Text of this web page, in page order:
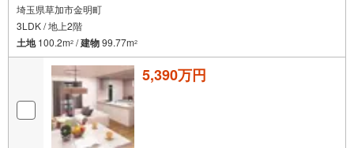
埼玉県草加市金明町
3LDK / 地上2階
土地100.2m2 /建物99.77m2
5,390万円